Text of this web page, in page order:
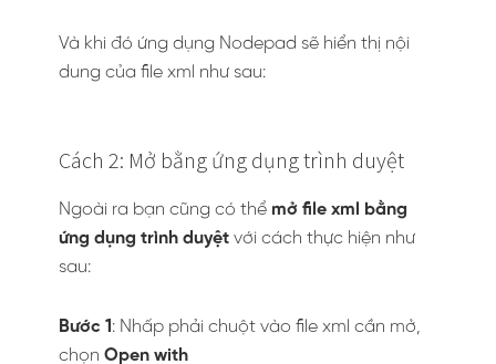
Và khi đó ứng dụng Nodepad sẽ hiển thị nội
dung của file xml như sau:
Cách 2: Mở bằng ứng dụng trình duyệt
Ngoài ra bạn cũng có thể mở file xml bằng
ứng dụng trình duyệt với cách thực hiện như
sau:
Bước 1 : Nhấp phải chuột vào file xml cần mở,
chọn Open with